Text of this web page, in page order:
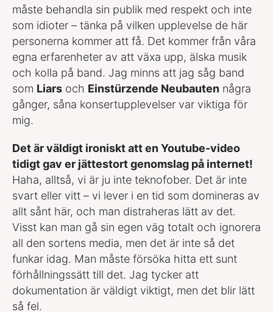
måste behandla sin publik med respekt och inte
som idioter – tänka på vilken upplevelse de här
personerna kommer att få. Det kommer från våra
egna erfarenheter av att växa upp, älska musik
och kolla på band. Jag minns att jag såg band
som Liars och Einstürzende Neubauten några
gånger, såna konsertupplevelser var viktiga för
mig.
Det är väldigt ironiskt att en Youtube-video
tidigt gav er jättestort genomslag på internet!
Haha, alltså, vi är ju inte teknofober. Det är inte
svart eller vitt – vi lever i en tid som domineras av
allt sånt här, och man distraheras lätt av det.
Visst kan man gå sin egen väg totalt och ignorera
all den sortens media, men det är inte så det
funkar idag. Man måste försöka hitta ett sunt
förhållningssätt till det. Jag tycker att
dokumentation är väldigt viktigt, men det blir lätt
så fel.